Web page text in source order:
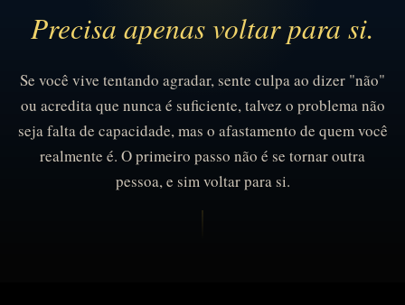
Precisa apenas voltar para si.
Se você vive tentando agradar, sente culpa ao dizer "não"
ou acredita que nunca é suficiente, talvez o problema não
seja falta de capacidade, mas o afastamento de quem você
realmente é. O primeiro passo não é se tornar outra
pessoa, e sim voltar para si.